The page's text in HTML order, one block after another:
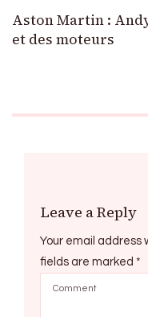
Aston Martin :
et des moteurs
Leave a Reply
Your email address
fields are marked *